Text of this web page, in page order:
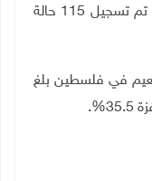
الضفة الغربية، و11 في قطاع غزة، كما تم تسجيل 115 حالة
في فلسطين بلغ
%
.